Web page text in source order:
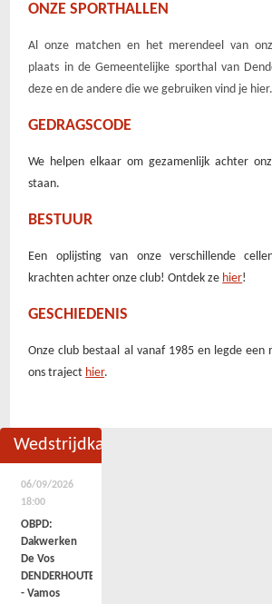
ONZE SPORTHALLEN
Al onze matchen en het merendeel van
plaats in de Gemeentelijke sporthal van
deze en de andere die we gebruiken vind je hier.
GEDRAGSCODE
We helpen elkaar om gezamenlijk achter
staan.
BESTUUR
Een oplijsting van onze verschillende
krachten achter onze club! Ontdek ze hier!
GESCHIEDENIS
Onze club bestaal al vanaf 1985 en legde een
ons traject hier.
Wedstrijdkalender
06/09/2026
18:00
OBPD:
Dakwerken
De Vos
DENDERHOUTEM
- Vamos